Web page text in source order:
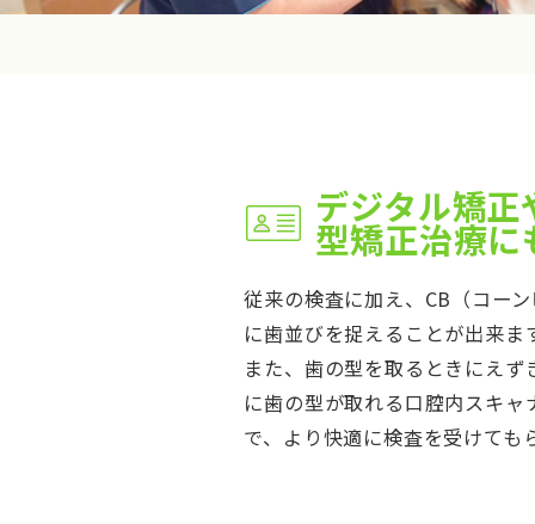
デジタル矯
型矯正治療に
従来の検査に加え、CB（コー
に歯並びを捉えることが出来ま
また、歯の型を取るときにえ
に歯の型が取れる口腔内スキ
で、より快適に検査を受けても